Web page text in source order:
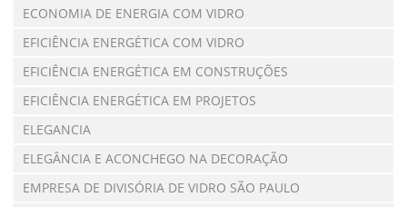
ECONOMIA DE ENERGIA COM VIDRO
EFICIÊNCIA ENERGÉTICA COM VIDRO
EFICIÊNCIA ENERGÉTICA EM CONSTRUÇÕES
EFICIÊNCIA ENERGÉTICA EM PROJETOS
ELEGANCIA
ELEGÂNCIA E ACONCHEGO NA DECORAÇÃO
EMPRESA DE DIVISÓRIA DE VIDRO SÃO PAULO